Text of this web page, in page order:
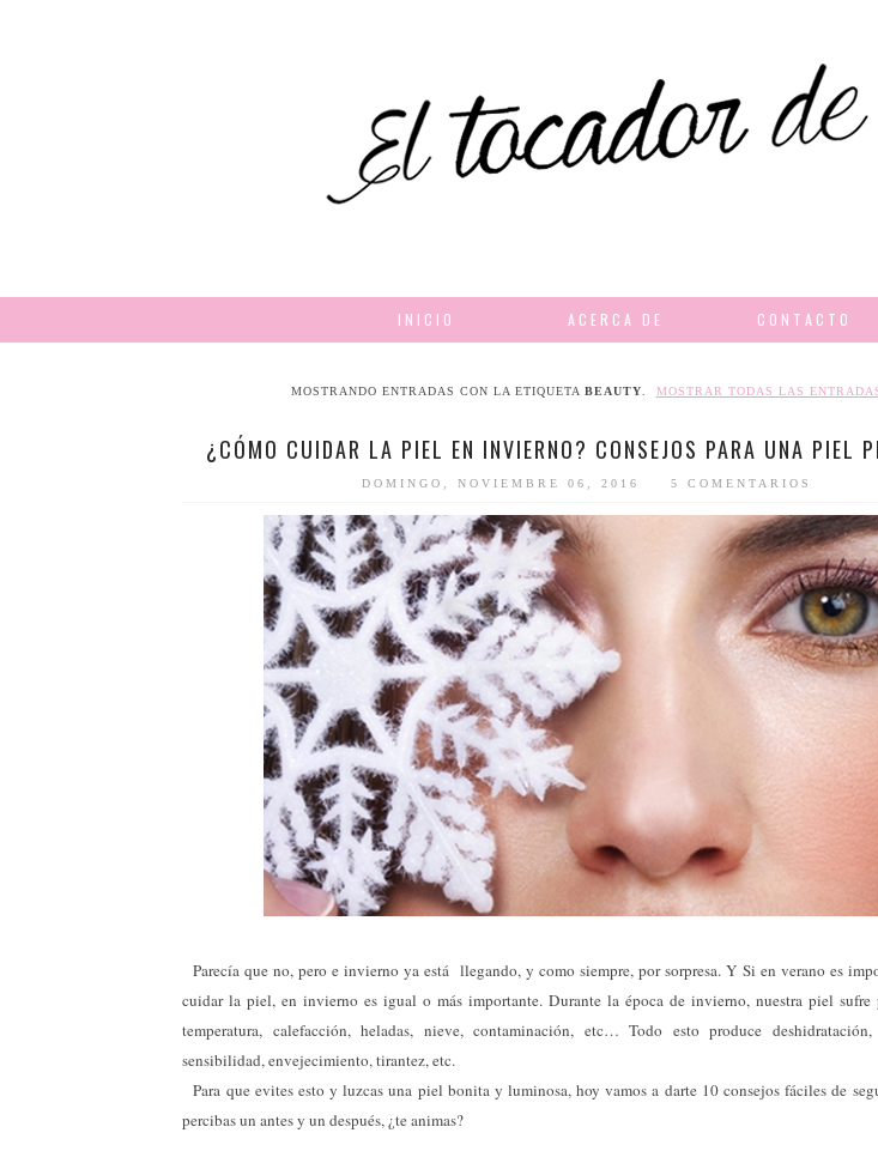
INICIO ACERCA DE CONTACTO
MOSTRANDO ENTRADAS CON LA ETIQUETA BEAUTY MOSTRAR TODAS LAS
¿CÓMO CUIDAR LA PIEL EN INVIERNO? CONSEJOS PARA UNA PIEL
DOMINGO, NOVIEMBRE 06, 2016 5 COMENTARIOS
Parecía que no, pero e invierno ya está llegando, y como siempre, por sorpresa. Y Si en verano es
cuidar la piel, en invierno es igual o más importante. Durante la época de invierno, nuestra piel sufre
temperatura, calefacción, heladas, nieve, contaminación, etc… Todo esto produce
sensibilidad, envejecimiento, tirantez, etc.
Para que evites esto y luzcas una piel bonita y luminosa, hoy vamos a darte 10 consejos fáciles de
percibas un antes y un después, ¿te animas?